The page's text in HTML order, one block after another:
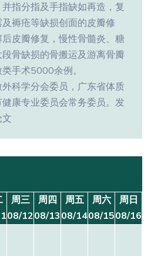
指分指及手指缺如再造，复
褥疮等缺损创面的皮瓣修
皮瓣修复，慢性骨髓炎、糖
骨缺损的骨搬运及游离骨瓣
手术5000余例。
科学分会委员，广东省体质
康专业委员会常务委员。发
周三
08/12
周四
08/13
周五
08/14
周六
08/15
周日
08/16